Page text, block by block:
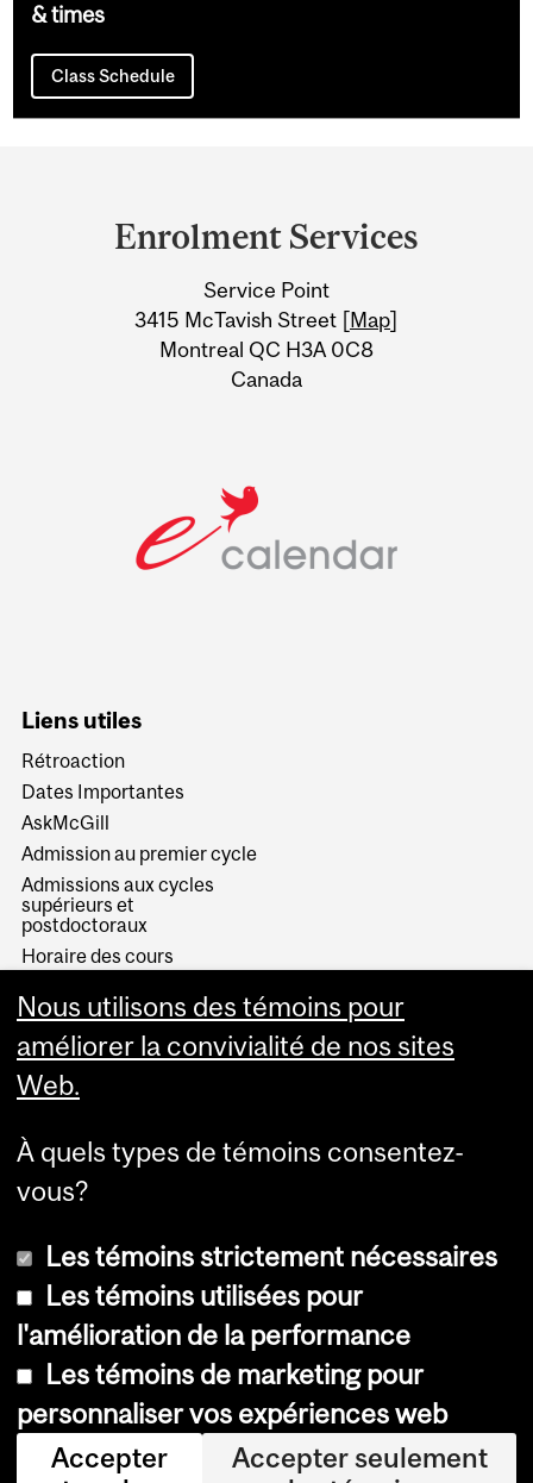
& times
Class Schedule
Information
Enrolment Services
Service Point
3415 McTavish Street [Map]
Montreal QC H3A 0C8
Canada
Liens utiles
Rétroaction
Dates Importantes
AskMcGill
Admission au premier cycle
Admissions aux cycles
supérieurs et
postdoctoraux
Horaire des cours
Services aux étudiants
© Université McGill, 2026
Accessibilité
Avis sur les témoins
Nous utilisons des témoins pour
améliorer la convivialité de nos sites
Web.
À quels types de témoins consentez-
vous?
Les témoins strictement nécessaires
Les témoins utilisées pour
l'amélioration de la performance
Les témoins de marketing pour
personnaliser vos expériences web
Accepter
Accepter seulement